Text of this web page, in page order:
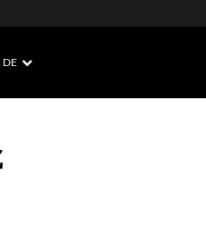
DE